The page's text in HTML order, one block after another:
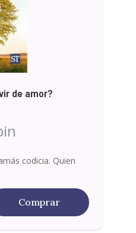
de amor?
codicia. Quien
Comprar